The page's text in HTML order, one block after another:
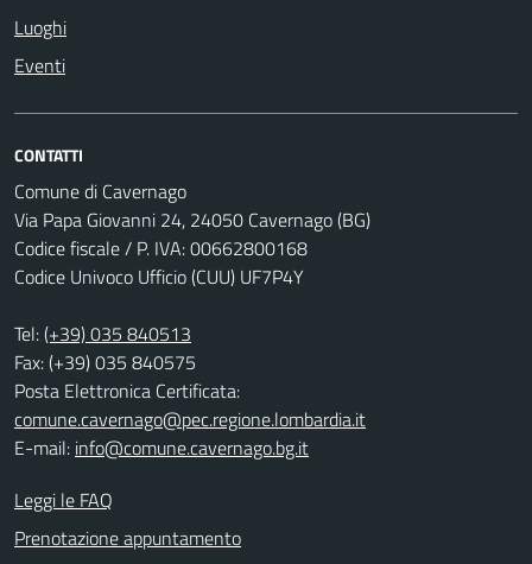
Luoghi
Eventi
CONTATTI
Comune di Cavernago
Via Papa Giovanni 24, 24050 Cavernago (BG)
Codice fiscale / P. IVA: 00662800168
Codice Univoco Ufficio (CUU) UF7P4Y
Tel:(+39) 035 840513
Fax: (+39) 035 840575
Posta Elettronica Certificata:
comune.cavernago@pec.regione.lombardia.it
E-mail: info@comune.cavernago.bg.it
Leggi le FAQ
Prenotazione appuntamento